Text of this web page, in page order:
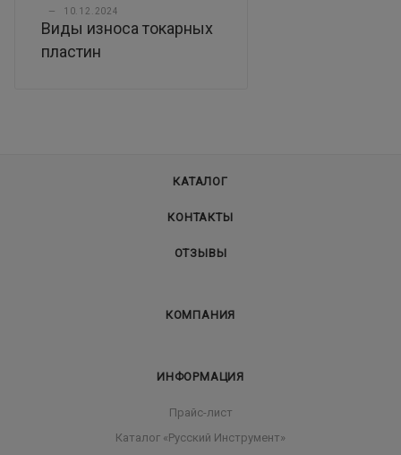
— 10.12.2024
Виды износа токарных
пластин
КАТАЛОГ
КОНТАКТЫ
ОТЗЫВЫ
КОМПАНИЯ
ИНФОРМАЦИЯ
Прайс-лист
Каталог «Русский Инструмент»